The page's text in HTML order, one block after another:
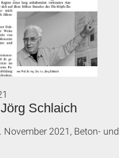
Schlaich
November 2021, Beton- und